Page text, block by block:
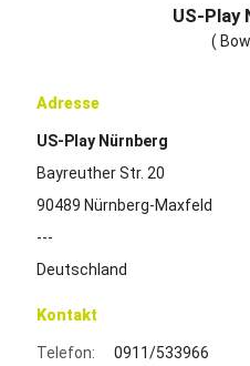
US-Play
(
Adresse
US-Play Nürnberg
Bayreuther Str. 20
90489 Nürnberg-Maxfeld
---
Deutschland
Kontakt
Telefon: 0911/533966